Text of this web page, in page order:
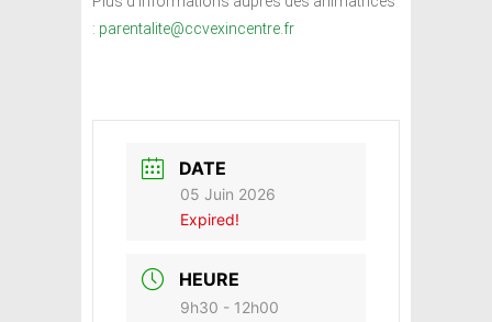
: parentalite@ccvexincentre.fr
DATE
05 Juin 2026
Expired!
HEURE
9h30 - 12h00